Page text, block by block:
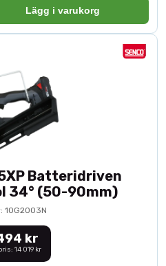
Lägg i varukorg
Batteridriven
34° (50-90mm)
10G2003N
kr
14 019 kr